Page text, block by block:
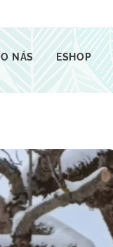
O NÁS ESHOP